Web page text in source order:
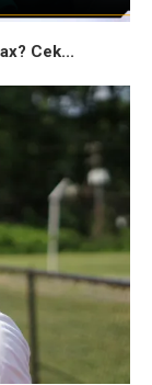
Cek...